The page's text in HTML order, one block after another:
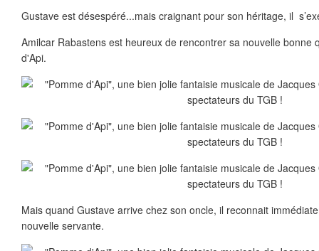
Gustave est désespéré...mais craignant pour son héritage, il
Amilcar Rabastens est heureux de rencontrer sa nouvelle bonne
d'Api.
Mais quand Gustave arrive chez son oncle, il reconnait
nouvelle servante.